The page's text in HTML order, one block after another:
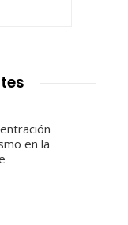
en la